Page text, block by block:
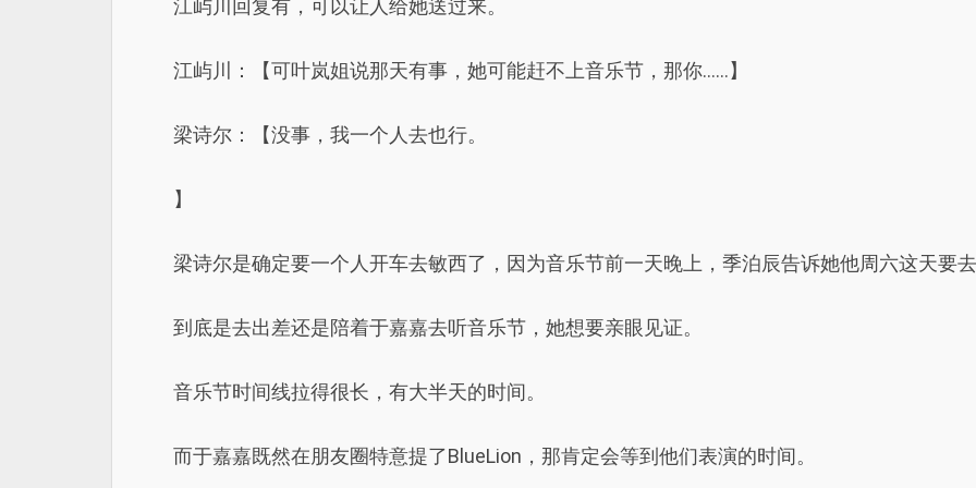
江屿川回复有，可以让人给她送过来。
江屿川：【可叶岚姐说那天有事，她可能赶不上音乐节，那你……】
梁诗尔：【没事，我一个人去也行。
】
梁诗尔是确定要一个人开车去敏西了，因为音乐节前一天晚上，季泊辰告诉她他周六这天要去
到底是去出差还是陪着于嘉嘉去听音乐节，她想要亲眼见证。
音乐节时间线拉得很长，有大半天的时间。
而于嘉嘉既然在朋友圈特意提了BlueLion，那肯定会等到他们表演的时间。